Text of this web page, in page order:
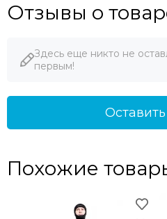
Отзывы о
Здесь еще никто не
первым!
Похожие